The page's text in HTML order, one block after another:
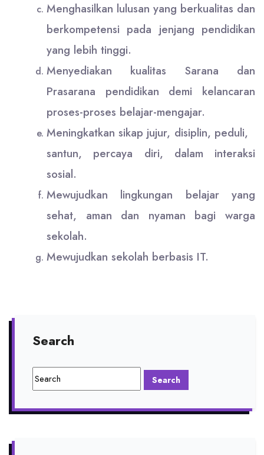
Menghasilkan lulusan yang berkualitas dan
berkompetensi pada jenjang pendidikan
yang lebih tinggi.
Menyediakan kualitas Sarana dan
Prasarana pendidikan demi kelancaran
proses-proses belajar-mengajar.
Meningkatkan sikap jujur, disiplin, peduli,
santun, percaya diri, dalam interaksi
sosial.
Mewujudkan lingkungan belajar yang
sehat, aman dan nyaman bagi warga
sekolah.
Mewujudkan sekolah berbasis IT.
Search